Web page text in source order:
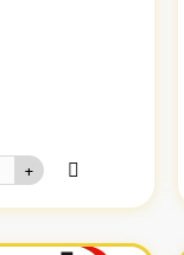
+